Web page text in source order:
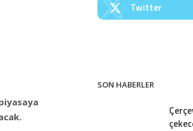
Twitter
SON HABERLER